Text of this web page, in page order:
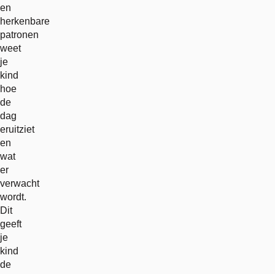
en
herkenbare
patronen
weet
je
kind
hoe
de
dag
eruitziet
en
wat
er
verwacht
wordt.
Dit
geeft
je
kind
de